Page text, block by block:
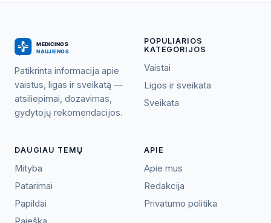
Patikrinta informacija apie
vaistus, ligas ir sveikatą —
atsiliepimai, dozavimas,
gydytojų rekomendacijos.
POPULIARIOS
KATEGORIJOS
Vaistai
Ligos ir sveikata
Sveikata
DAUGIAU TEMŲ
Mityba
Patarimai
Papildai
APIE
Apie mus
Redakcija
Privatumo politika